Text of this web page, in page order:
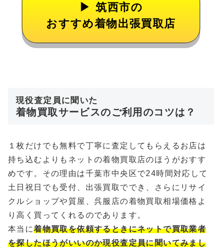
筑西市の
おすすめ着物出張買取店
現役査定員に聞いた
着物買取サービスのご利用のコツは？
１枚だけでも無料で丁寧に査定してもらえるお店は
持ち込むよりもネットの着物買取店のほうがおすす
めです。その理由は千葉市中央区で24時間対応して
土日祝日でも受付、出張買取ででき、さらにリサイ
クルショップや質屋、呉服店の着物買取相場価格よ
り高く買ってくれるのであります。
本当に着物買取を依頼するときにネットで買取業者
を探したほうがいいのか現役査定員に聞いてみまし